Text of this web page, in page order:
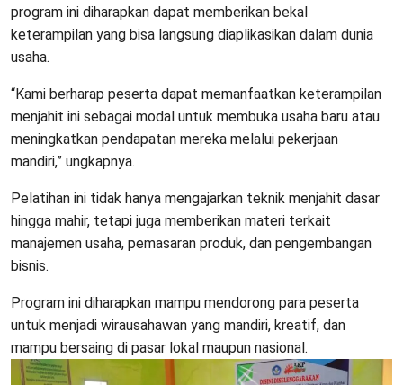
program ini diharapkan dapat memberikan bekal
keterampilan yang bisa langsung diaplikasikan dalam dunia
usaha.
“Kami berharap peserta dapat memanfaatkan keterampilan
menjahit ini sebagai modal untuk membuka usaha baru atau
meningkatkan pendapatan mereka melalui pekerjaan
mandiri,” ungkapnya.
Pelatihan ini tidak hanya mengajarkan teknik menjahit dasar
hingga mahir, tetapi juga memberikan materi terkait
manajemen usaha, pemasaran produk, dan pengembangan
bisnis.
Program ini diharapkan mampu mendorong para peserta
untuk menjadi wirausahawan yang mandiri, kreatif, dan
mampu bersaing di pasar lokal maupun nasional.